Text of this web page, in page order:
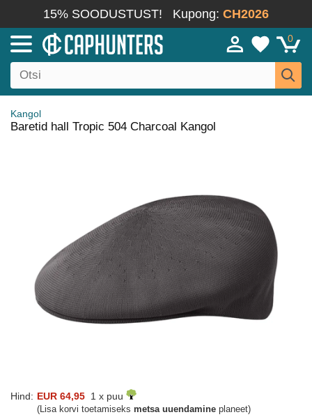
15% SOODUSTUST! Kupong: CH2026
0
Kangol
Baretid hall Tropic 504 Charcoal Kangol
Hind: EUR 64,95 1 x puu
(Lisa korvi toetamiseks metsa uuendamine planeet)